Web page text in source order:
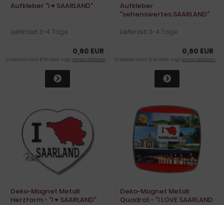
Aufkleber "I ♥ SAARLAND"
Lieferzeit:3-4 Tage
0,60 EUR
Endpreis nach § 19 UStG. zzgl.Versandkosten
Aufkleber
"sehenswertes.SAARLAND"
Lieferzeit:3-4 Tage
0,60 EUR
Endpreis nach § 19 UStG. zzgl.Versandkosten
Deko-Magnet Metall
Herzform - "I ♥ SAARLAND"
Deko-Magnet Metall
Quadrat - "I LOVE SAARLAND